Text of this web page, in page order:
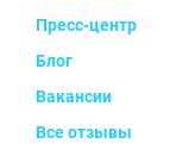
Пресс-центр
Блог
Вакансии
Все отзывы